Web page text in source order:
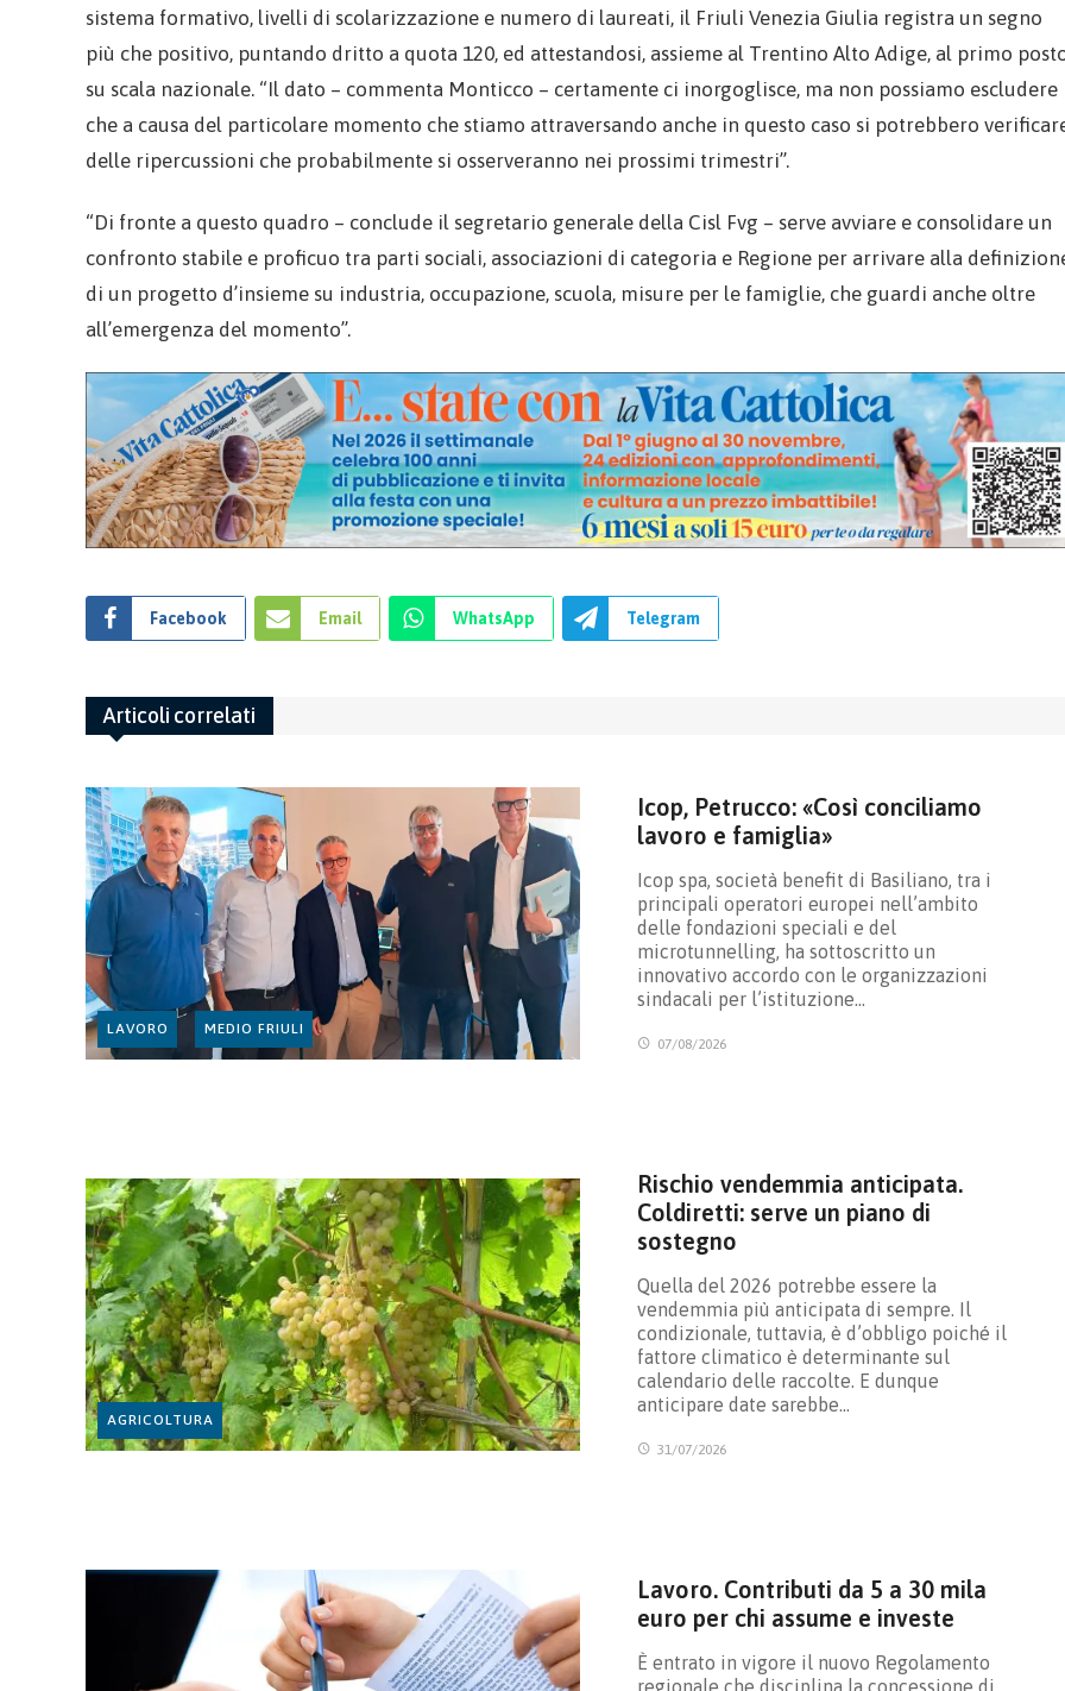
sistema formativo, livelli di scolarizzazione e numero di laureati, il Friuli Venezia Giulia registra un segno
più che positivo, puntando dritto a quota 120, ed attestandosi, assieme al Trentino Alto Adige, al primo
su scala nazionale. “Il dato – commenta Monticco – certamente ci inorgoglisce, ma non possiamo escludere
che a causa del particolare momento che stiamo attraversando anche in questo caso si potrebbero
delle ripercussioni che probabilmente si osserveranno nei prossimi trimestri”.
“Di fronte a questo quadro – conclude il segretario generale della Cisl Fvg – serve avviare e consolidare un
confronto stabile e proficuo tra parti sociali, associazioni di categoria e Regione per arrivare alla
di un progetto d’insieme su industria, occupazione, scuola, misure per le famiglie, che guardi anche oltre
all’emergenza del momento”.
Facebook Email WhatsApp Telegram
Articoli correlati
LAVORO MEDIO FRIULI
Icop, Petrucco: «Così conciliamo
lavoro e famiglia»
Icop spa, società benefit di Basiliano, tra i
principali operatori europei nell’ambito
delle fondazioni speciali e del
microtunnelling, ha sottoscritto un
innovativo accordo con le organizzazioni
sindacali per l’istituzione…
07/08/2026
AGRICOLTURA
Rischio vendemmia anticipata.
Coldiretti: serve un piano di
sostegno
Quella del 2026 potrebbe essere la
vendemmia più anticipata di sempre. Il
condizionale, tuttavia, è d’obbligo poiché il
fattore climatico è determinante sul
calendario delle raccolte. E dunque
anticipare date sarebbe…
31/07/2026
Lavoro. Contributi da 5 a 30 mila
euro per chi assume e investe
È entrato in vigore il nuovo Regolamento
regionale che disciplina la concessione di